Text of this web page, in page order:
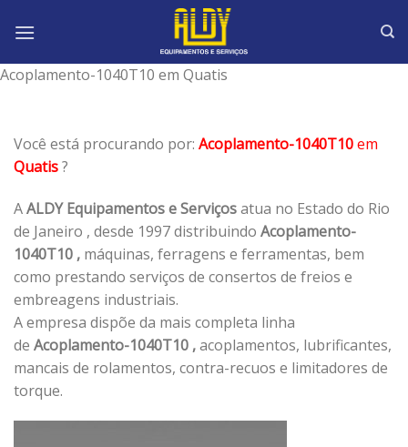
Acoplamento-1040T10 em Quatis
Você está procurando por: Acoplamento-1040T10em
Quatis?
AALDY Equipamentos e Serviçosatua no Estado do Rio
de Janeiro , desde 1997 distribuindo Acoplamento-
1040T10 , máquinas, ferragens e ferramentas, bem
como prestando serviços de consertos de freios e
embreagens industriais.
A empresa dispõe da mais completa linha
de Acoplamento-1040T10 ,acoplamentos, lubrificantes,
mancais de rolamentos, contra-recuos e limitadores de
torque.